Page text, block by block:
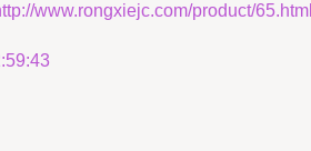
www.rongxiejc.com/product/